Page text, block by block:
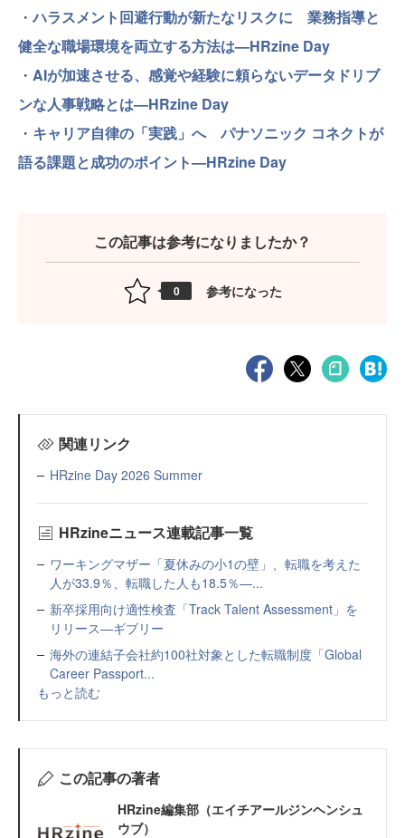
・ハラスメント回避行動が新たなリスクに 業務指導と
健全な職場環境を両立する方法は—HRzine Day
・ AIが加速させる、感覚や経験に頼らないデータドリブ
ンな人事戦略とは—HRzine Day
・ キャリア自律の「実践」へ パナソニック コネクトが
語る課題と成功のポイント—HRzine Day
この記事は参考になりましたか？
0 参考になった
関連リンク
HRzine Day 2026 Summer
HRzineニュース連載記事一覧
ワーキングマザー「夏休みの小1の壁」、転職を考えた
人が33.9％、転職した人も18.5％—...
新卒採用向け適性検査「Track Talent Assessment」を
リリース—ギブリー
海外の連結子会社約100社対象とした転職制度「Global
Career Passport...
もっと読む
この記事の著者
HRzine編集部（エイチアールジンヘンシュ
ウブ）